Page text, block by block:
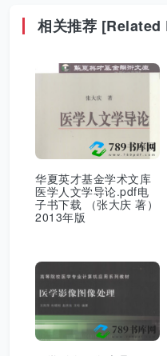
相关推荐
华夏英才基金学术文库
医学人文学导论.pdf电
子书下载 （张大庆 著）
2013年版